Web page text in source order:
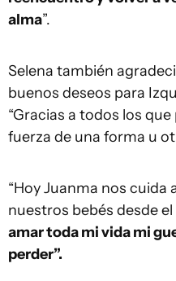
alma”.
Selena también
buenos deseos para
“Gracias a todos los
fuerza de una forma u
“Hoy Juanma nos cuida
nuestros bebés desde el
amar toda mi vida mi
perder”.